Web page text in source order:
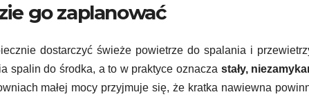
go zaplanować
dostarczyć świeże powietrze do spalania i
spalin do środka, a to w praktyce oznacza stały,
małej mocy przyjmuje się, że kratka nawiewna